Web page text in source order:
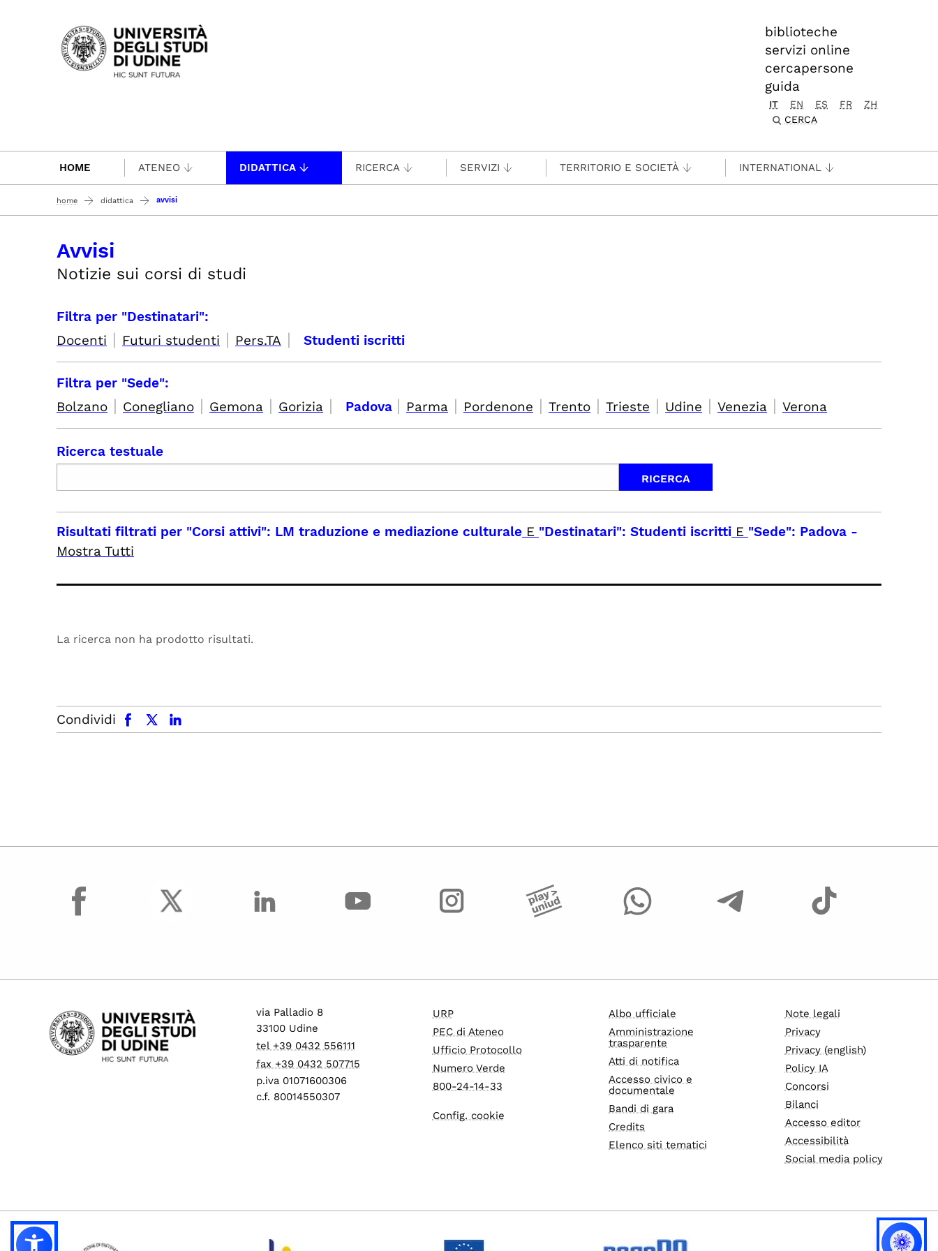
Passa al contenuto principale
biblioteche
servizi online
cercapersone
guida
IT EN ES FR
ZH
CERCA
HOME ATENEO DIDATTICA RICERCA SERVIZI TERRITORIO E SOCIETÀ INTERNATIONAL
home didattica avvisi
Avvisi
Notizie sui corsi di studi
Filtra per "Destinatari":
Docenti | Futuri studenti | Pers.TA | Studenti iscritti
Filtra per "Sede":
Bolzano | Conegliano | Gemona | Gorizia | Padova | Parma | Pordenone | Trento | Trieste | Udine | Venezia | Verona
Ricerca testuale
Risultati filtrati per "Corsi attivi": LM traduzione e mediazione culturale E "Destinatari": Studenti iscritti E "Sede": Padova -
Mostra Tutti
La ricerca non ha prodotto risultati.
Condividi
facebook x.com linkedin
facebook
via Palladio 8
33100 Udine
tel +39 0432 556111
fax +39 0432 507715
p.iva 01071600306
c.f. 80014550307
URP
PEC di Ateneo
Ufficio Protocollo
Numero Verde
800-24-14-33
Config. cookie
Albo ufficiale
Amministrazione
trasparente
Atti di notifica
Accesso civico e
documentale
Bandi di gara
Credits
Elenco siti tematici
Note legali
Privacy
Privacy (english)
Policy IA
Concorsi
Bilanci
Accesso editor
Accessibilità
Social media policy